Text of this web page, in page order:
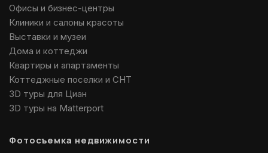
Офисы и бизнес-центры
Клиники и салоны красоты
Выставки и музеи
Дома и коттеджи
Квартиры и апартаменты
Коттеджные поселки и СНТ
3D туры для Циан
3D туры на Matterport
Фотосъемка недвижимости